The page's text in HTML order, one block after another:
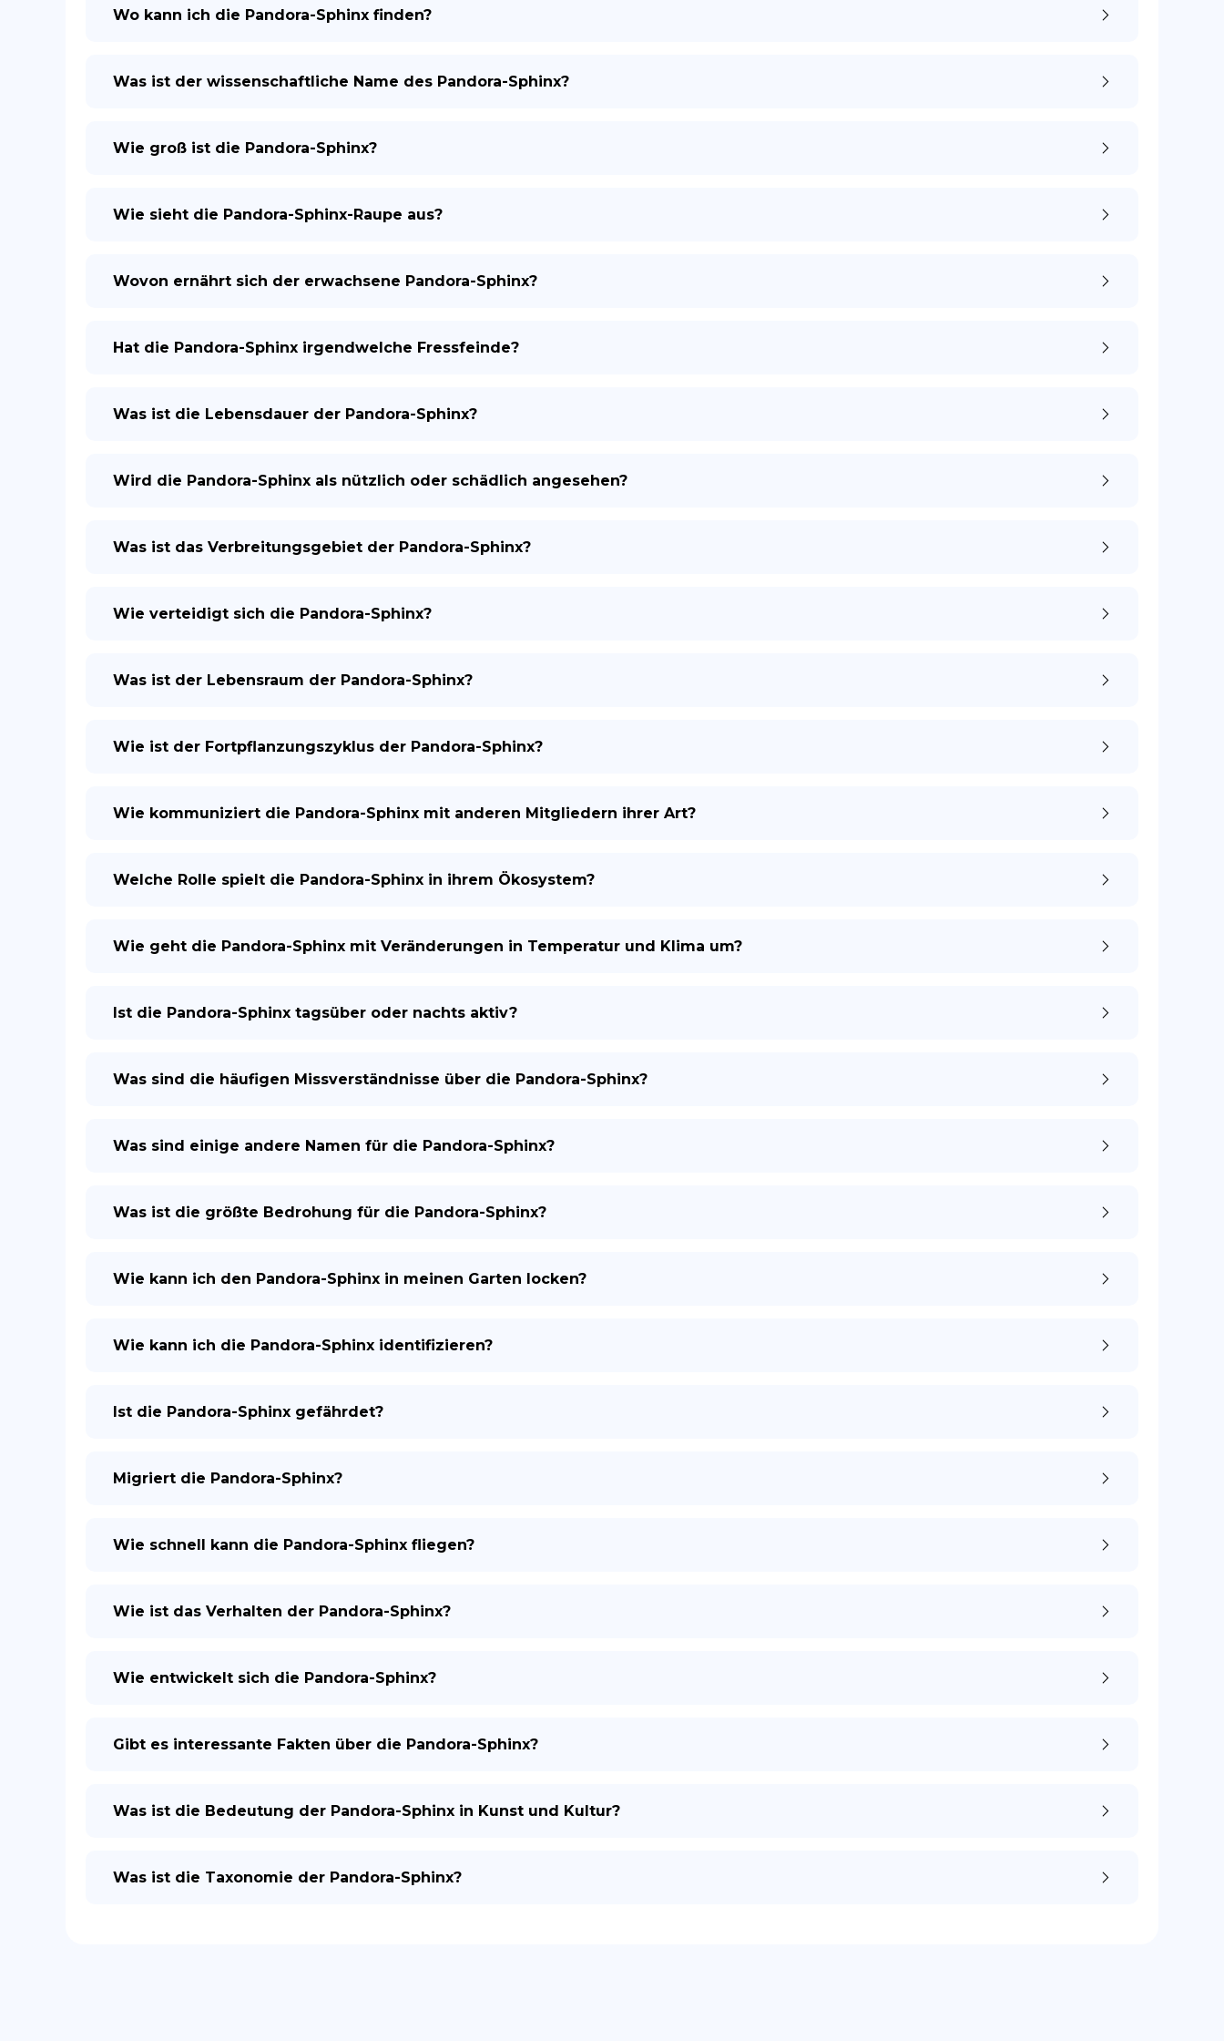
Wo kann ich die Pandora-Sphinx finden?
Was ist der wissenschaftliche Name des Pandora-Sphinx?
Wie groß ist die Pandora-Sphinx?
Wie sieht die Pandora-Sphinx-Raupe aus?
Wovon ernährt sich der erwachsene Pandora-Sphinx?
Hat die Pandora-Sphinx irgendwelche Fressfeinde?
Was ist die Lebensdauer der Pandora-Sphinx?
Wird die Pandora-Sphinx als nützlich oder schädlich angesehen?
Was ist das Verbreitungsgebiet der Pandora-Sphinx?
Wie verteidigt sich die Pandora-Sphinx?
Was ist der Lebensraum der Pandora-Sphinx?
Wie ist der Fortpflanzungszyklus der Pandora-Sphinx?
Wie kommuniziert die Pandora-Sphinx mit anderen Mitgliedern ihrer Art?
Welche Rolle spielt die Pandora-Sphinx in ihrem Ökosystem?
Wie geht die Pandora-Sphinx mit Veränderungen in Temperatur und Klima um?
Ist die Pandora-Sphinx tagsüber oder nachts aktiv?
Was sind die häufigen Missverständnisse über die Pandora-Sphinx?
Was sind einige andere Namen für die Pandora-Sphinx?
Was ist die größte Bedrohung für die Pandora-Sphinx?
Wie kann ich den Pandora-Sphinx in meinen Garten locken?
Wie kann ich die Pandora-Sphinx identifizieren?
Ist die Pandora-Sphinx gefährdet?
Migriert die Pandora-Sphinx?
Wie schnell kann die Pandora-Sphinx fliegen?
Wie ist das Verhalten der Pandora-Sphinx?
Wie entwickelt sich die Pandora-Sphinx?
Gibt es interessante Fakten über die Pandora-Sphinx?
Was ist die Bedeutung der Pandora-Sphinx in Kunst und Kultur?
Was ist die Taxonomie der Pandora-Sphinx?